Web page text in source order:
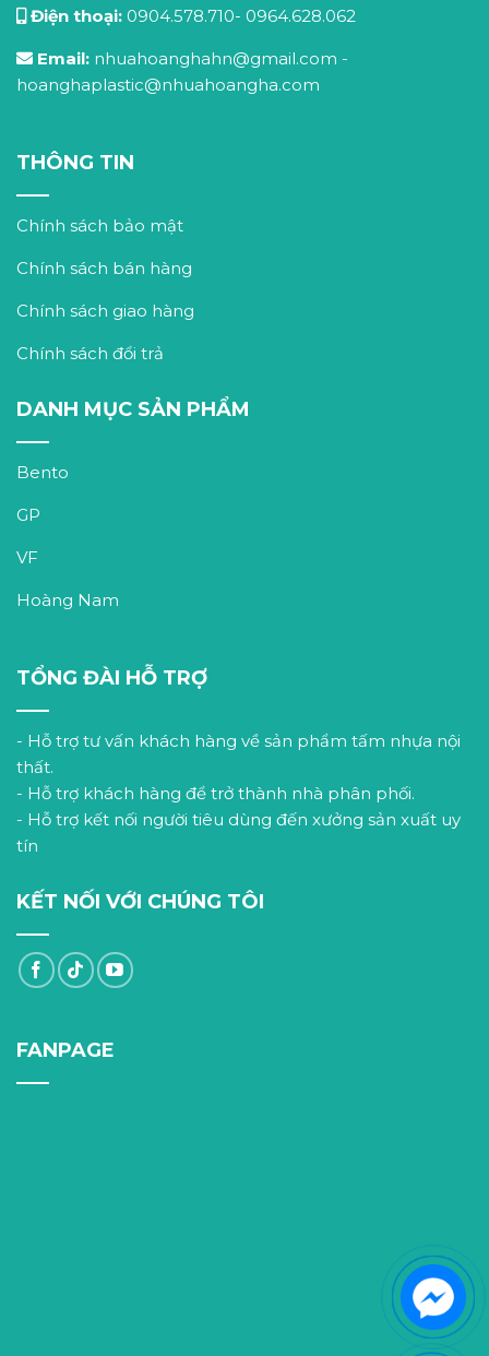
Điện thoại: 0904.578.710- 0964.628.062
Email: nhuahoanghahn@gmail.com -
hoanghaplastic@nhuahoangha.com
THÔNG TIN
Chính sách bảo mật
Chính sách bán hàng
Chính sách giao hàng
Chính sách đổi trả
DANH MỤC SẢN PHẨM
Bento
GP
VF
Hoàng Nam
TỔNG ĐÀI HỖ TRỢ
- Hỗ trợ tư vấn khách hàng về sản phẩm tấm nhựa nội
thất.
- Hỗ trợ khách hàng để trở thành nhà phân phối.
- Hỗ trợ kết nối người tiêu dùng đến xưởng sản xuất uy
tín
KẾT NỐI VỚI CHÚNG TÔI
FANPAGE